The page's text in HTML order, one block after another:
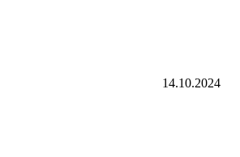
14.10.2024